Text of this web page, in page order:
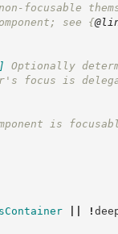
focusable
see {
Optionally
is
is
!